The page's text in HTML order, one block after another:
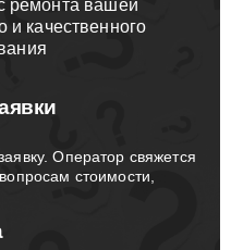
ремонта вашей
и качественного
Оператор свяжется
стоимости,